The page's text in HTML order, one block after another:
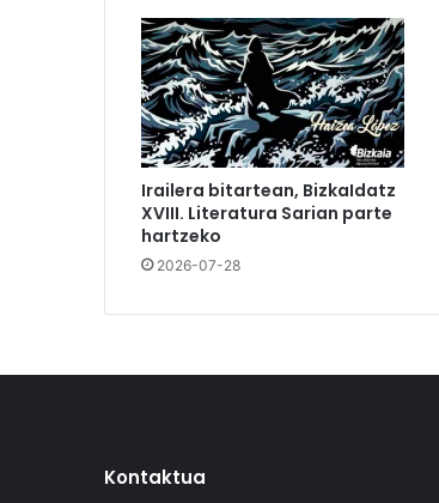
Irailera bitartean, BizkaIdatz
XVIII. Literatura Sarian parte
hartzeko
2026-07-28
Kontaktua